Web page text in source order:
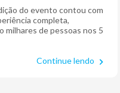
do evento contou com
completa,
milhares de pessoas nos 5
Continue lendo